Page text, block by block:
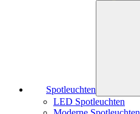
Spotleuchten
LED Spotleuchten